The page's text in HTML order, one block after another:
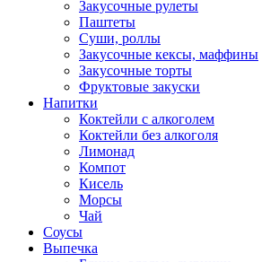
Закусочные рулеты
Паштеты
Суши, роллы
Закусочные кексы, маффины
Закусочные торты
Фруктовые закуски
Напитки
Коктейли с алкоголем
Коктейли без алкоголя
Лимонад
Компот
Кисель
Морсы
Чай
Соусы
Выпечка